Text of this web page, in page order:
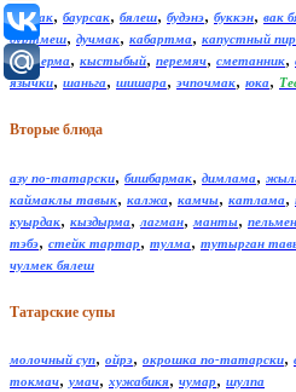
бармак, баурсак, бялеш, будэнэ, буккэн, вак
дуртмеш, дучмак, кабартма, капустный
куптерма, кыстыбый, перемяч, сметанник,
язычки, шаньга, шишара, эчпочмак, юка,
Вторые блюда
азу по-татарски, бишбармак, димлама,
каймаклы тавык, калжа, камчы, катлама,
куырдак, кыздырма, лагман, манты,
тэбэ, стейк тартар, тулма, тутырган
чулмек бялеш
Татарские супы
молочный суп, ойрэ, окрошка по-татарски,
токмач, умач, хужабикя, чумар, шулпа